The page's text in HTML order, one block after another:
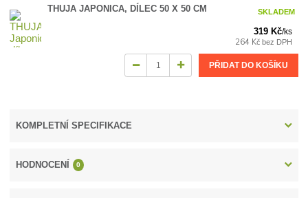
THUJA JAPONICA, DÍLEC 50 X 50 CM
319 Kč/ks
264 Kč bez DPH
SKLADEM
PŘIDAT DO KOŠÍKU
KOMPLETNÍ SPECIFIKACE
HODNOCENÍ 0